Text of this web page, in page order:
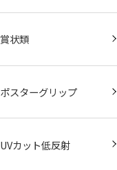
賞状類
ポスターグリップ
UVカット低反射